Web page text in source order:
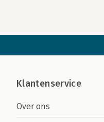
Klantenservice
Over ons